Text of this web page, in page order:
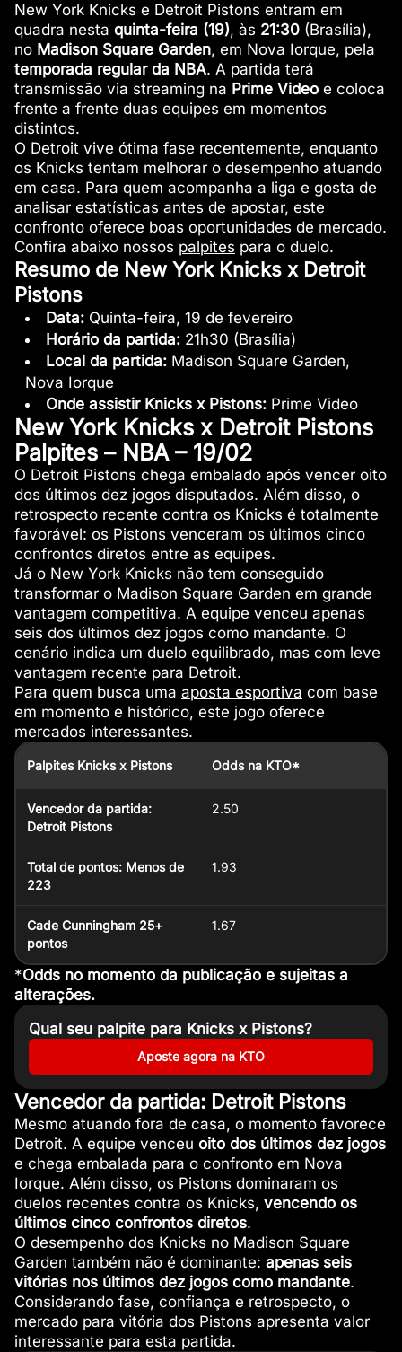
New York Knicks e Detroit Pistons entram em
quadra nesta quinta-feira (19), às 21:30 (Brasília),
no Madison Square Garden, em Nova Iorque, pela
temporada regular da NBA. A partida terá
transmissão via streaming na Prime Videoe coloca
frente a frente duas equipes em momentos
distintos.
O Detroit vive ótima fase recentemente, enquanto
os Knicks tentam melhorar o desempenho atuando
em casa. Para quem acompanha a liga e gosta de
analisar estatísticas antes de apostar, este
confronto oferece boas oportunidades de mercado.
Confira abaixo nossos palpites para o duelo.
Resumo de New York Knicks x Detroit
Pistons
Data:Quinta-feira, 19 de fevereiro
Horário da partida:21h30 (Brasília)
Local da partida:Madison Square Garden,
Nova Iorque
Onde assistir Knicks x Pistons:Prime Video
New York Knicks x Detroit Pistons
Palpites – NBA – 19/02
O Detroit Pistons chega embalado após vencer oito
dos últimos dez jogos disputados. Além disso, o
retrospecto recente contra os Knicks é totalmente
favorável: os Pistons venceram os últimos cinco
confrontos diretos entre as equipes.
Já o New York Knicks não tem conseguido
transformar o Madison Square Garden em grande
vantagem competitiva. A equipe venceu apenas
seis dos últimos dez jogos como mandante. O
cenário indica um duelo equilibrado, mas com leve
vantagem recente para Detroit.
Para quem busca uma aposta esportiva com base
em momento e histórico, este jogo oferece
mercados interessantes.
Palpites Knicks x Pistons Odds na KTO*
Vencedor da partida:
Detroit Pistons
2.50
Total de pontos: Menos de
223
1.93
Cade Cunningham 25+
pontos
1.67
*Odds no momento da publicação e sujeitas a
alterações.
Qual seu palpite para Knicks x Pistons?
Aposte agora na KTO
Vencedor da partida: Detroit Pistons
Mesmo atuando fora de casa, o momento favorece
Detroit. A equipe venceu oito dos últimos dez jogos
e chega embalada para o confronto em Nova
Iorque. Além disso, os Pistons dominaram os
duelos recentes contra os Knicks, vencendo os
últimos cinco confrontos diretos.
O desempenho dos Knicks no Madison Square
Garden também não é dominante: apenas seis
vitórias nos últimos dez jogos como mandante.
Considerando fase, confiança e retrospecto, o
mercado para vitória dos Pistons apresenta valor
interessante para esta partida.